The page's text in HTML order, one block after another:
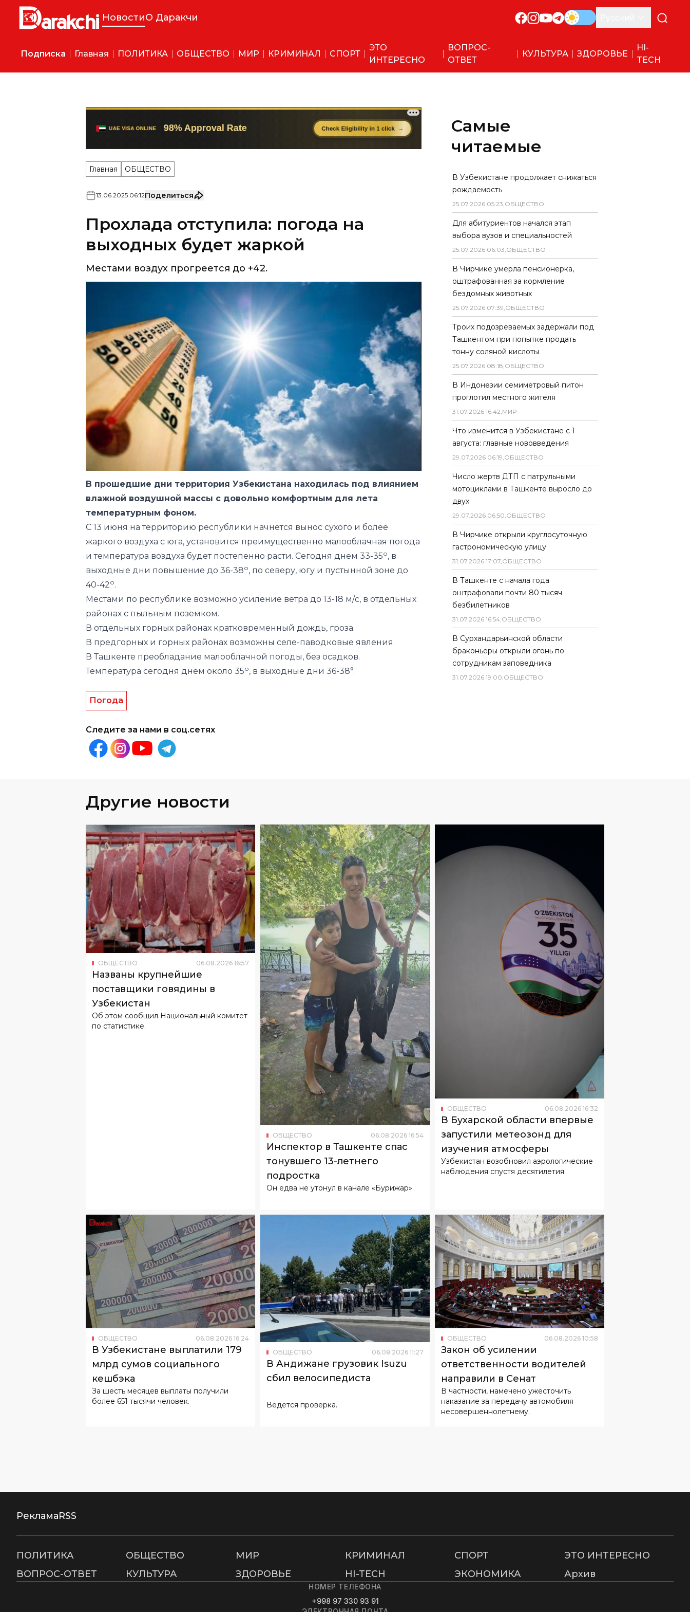
НовостиО Даракчи
Подписка Главная ПОЛИТИКА ОБЩЕСТВО МИР КРИМИНАЛ СПОРТ
ЭТО
ИНТЕРЕСНО
ВОПРОС-
ОТВЕТ
КУЛЬТУРА ЗДОРОВЬЕ
HI-
TECH
Главная ОБЩЕСТВО
Прохлада отступила: погода на
выходных будет жаркой
Местами воздух прогреется до +42.
В прошедшие дни территория Узбекистана находилась под влиянием
влажной воздушной массы с довольно комфортным для лета
температурным фоном.
С 13 июня на территорию республики начнется вынос сухого и более
жаркого воздуха с юга, установится преимущественно малооблачная погода
и температура воздуха будет постепенно расти. Сегодня днем 33-35
выходные дни повышение до 36-38о, по северу, югу и пустынной зоне до
40-42о.
Местами по республике возможно усиление ветра до 13-18 м/с, в отдельных
районах с пыльным поземком.
В отдельных горных районах кратковременный дождь, гроза.
В предгорных и горных районах возможны селе-паводковые явления.
В Ташкенте преобладание малооблачной погоды, без осадков.
Температура сегодня днем около 35о, в выходные дни 36-38°.
Погода
Самые
читаемые
В Узбекистане продолжает снижаться
рождаемость
25.07.2026 05:23,ОБЩЕСТВО
Для абитуриентов начался этап
выбора вузов и специальностей
25.07.2026 06:03,ОБЩЕСТВО
В Чирчике умерла пенсионерка,
оштрафованная за кормление
бездомных животных
25.07.2026 07:39,ОБЩЕСТВО
Троих подозреваемых задержали под
Ташкентом при попытке продать
тонну соляной кислоты
25.07.2026 08:18,ОБЩЕСТВО
В Индонезии семиметровый питон
проглотил местного жителя
31.07.2026 16:42,МИР
Что изменится в Узбекистане с 1
августа: главные нововведения
29.07.2026 06:19,ОБЩЕСТВО
Число жертв ДТП с патрульными
мотоциклами в Ташкенте выросло до
двух
29.07.2026 06:50,ОБЩЕСТВО
В Чирчике открыли круглосуточную
гастрономическую улицу
31.07.2026 17:07,ОБЩЕСТВО
В Ташкенте с начала года
оштрафовали почти 80 тысяч
безбилетников
31.07.2026 16:54,ОБЩЕСТВО
В Сурхандарьинской области
браконьеры открыли огонь по
сотрудникам заповедника
31.07.2026 19:00,ОБЩЕСТВО
Другие новости
ОБЩЕСТВО 06.08.2026 16 : 57
Названы крупнейшие
поставщики говядины в
Узбекистан
Об этом сообщил Национальный комитет
ОБЩЕСТВО 06. 08 .2026 16: 54
Инспектор в Ташкенте спас
тонувшего 13-летнего
подростка
Он едва не утонул в канале «Бурижар».
32
В Бухарской области впервые
запустили метеозонд для
изучения атмосферы
Узбекистан возобновил аэрологические
ОБЩЕСТВО 06.08.2026 16:24
В Узбекистане выплатили 179
млрд сумов социального
кешбэка
За шесть месяцев выплаты получили
ОБЩЕСТВО 06. 08.2026 11:27
В Андижане грузовик Isuzu
сбил велосипедиста
Ведется проверка.
ОБЩЕСТВО 06.08.2026 10:58
Закон об усилении
ответственности водителей
направили в Сенат
В частности, намечено ужесточить
несовершеннолетнему.
РекламаRSS
ПОЛИТИКА ОБЩЕСТВО МИР КРИМИНАЛ СПОРТ
ЭТО ИНТЕРЕСНО
ВОПРОС-ОТВЕТ
КУЛЬТУРА ЗДОРОВЬЕ HI-TECH ЭКОНОМИКА Архив
НОМЕР ТЕЛЕФОНА
+998 97 330 93 91